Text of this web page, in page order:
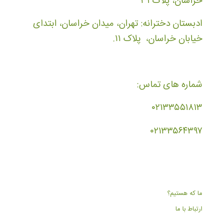
ادبستان دخترانه: تهران، میدان خراسان، ابتدای
خیابان خراسان، پلاک ۱۱.
شماره های تماس:
۰۲۱۳۳۵۵۱۸۱۳
۰۲۱۳۳۵۶۴۳۹۷
ما که هستیم؟
ارتباط با ما